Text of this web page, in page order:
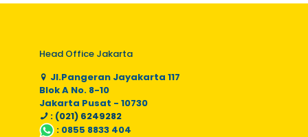
Head Office Jakarta
Jl.Pangeran Jayakarta 117
Blok A No. 8-10
Jakarta Pusat - 10730
: (021) 6249282
: 0855 8833 404